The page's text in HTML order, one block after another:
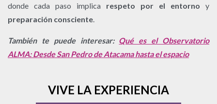
donde cada paso implica respeto por el entorno y
preparación consciente
También te puede interesar: Qué es el Observatorio
ALMA: Desde San Pedro de Atacama hasta el espacio
VIVE LA EXPERIENCIA